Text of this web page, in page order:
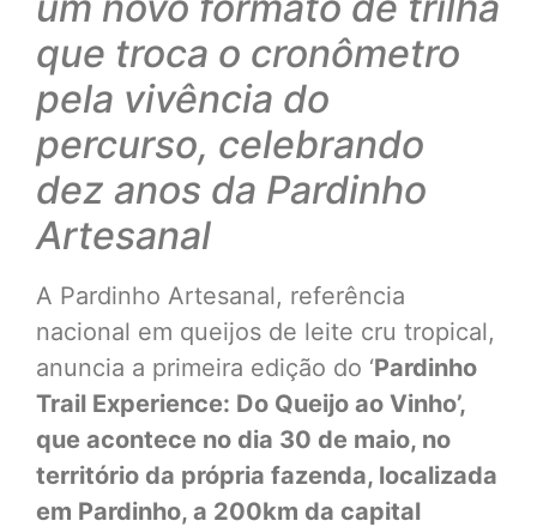
que troca o cronômetro
pela vivência do
percurso, celebrando
dez anos da Pardinho
Artesanal
A Pardinho Artesanal, referência
nacional em queijos de leite cru tropical,
anuncia a primeira edição do ‘Pardinho
Trail Experience: Do Queijo ao Vinho’,
que acontece no dia 30 de maio, no
território da própria fazenda, localizada
em Pardinho, a 200km da capital